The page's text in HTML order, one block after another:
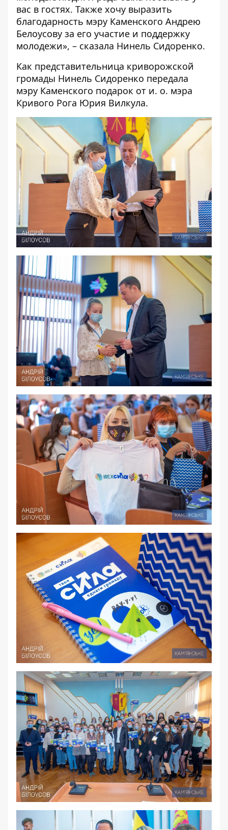
вас в гостях. Также хочу выразить
благодарность мэру Каменского Андрею
Белоусову за его участие и поддержку
молодежи», – сказала Нинель Сидоренко.
Как представительница криворожской
громады Нинель Сидоренко передала
мэру Каменского подарок от и. о. мэра
Кривого Рога Юрия Вилкула.